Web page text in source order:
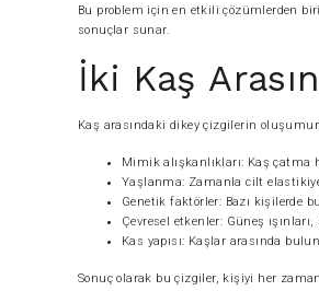
Bu problem için en etkili çözümlerden
sonuçlar sunar.
İki Kaş
Kaş arasındaki dikey çizgilerin
Mimik alışkanlıkları: Kaş çatma
Yaşlanma: Zamanla cilt
Genetik faktörler: Bazı kişilerde
Çevresel etkenler: Güneş
Kas yapısı: Kaşlar arasında
Sonuç olarak bu çizgiler, kişiyi her